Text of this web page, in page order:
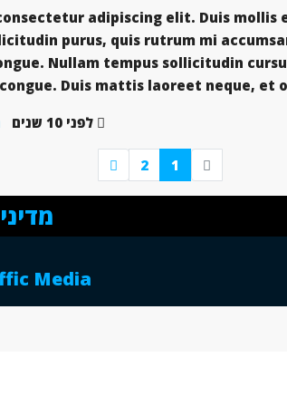
adipiscing elit. Duis mollis
purus, quis rutrum mi
Nullam tempus sollicitudin
Duis mattis laoreet neque, et
לפני 10 שנים
1
2
Media